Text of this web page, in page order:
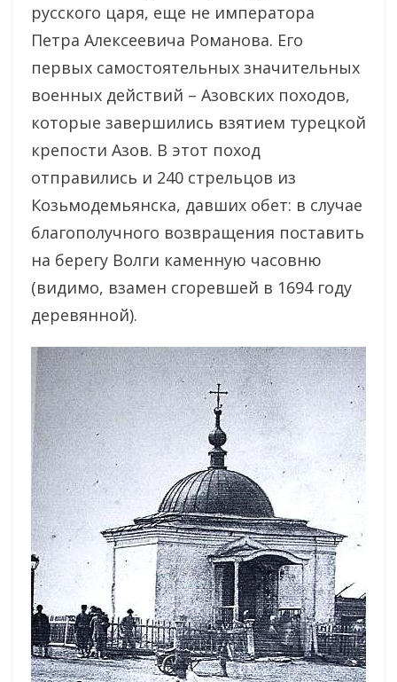
русского царя, еще не императора
Петра Алексеевича Романова. Его
первых самостоятельных значительных
военных действий – Азовских походов,
которые завершились взятием турецкой
крепости Азов. В этот поход
отправились и 240 стрельцов из
Козьмодемьянска, давших обет: в случае
благополучного возвращения поставить
на берегу Волги каменную часовню
(видимо, взамен сгоревшей в 1694 году
деревянной).